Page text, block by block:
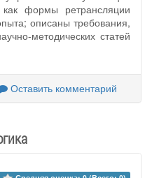
как формы ретрансляции
описаны требования,
методических статей
Оставить комментарий